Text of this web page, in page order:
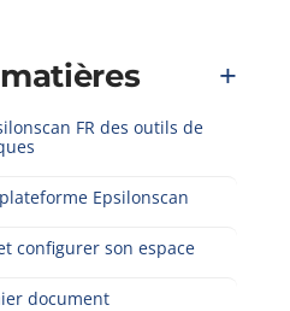
FR des outils de
Epsilonscan
configurer son espace
document